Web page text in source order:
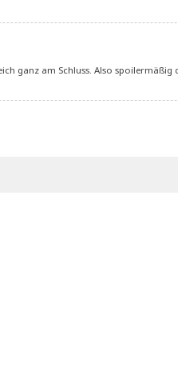
ganz am Schluss. Also